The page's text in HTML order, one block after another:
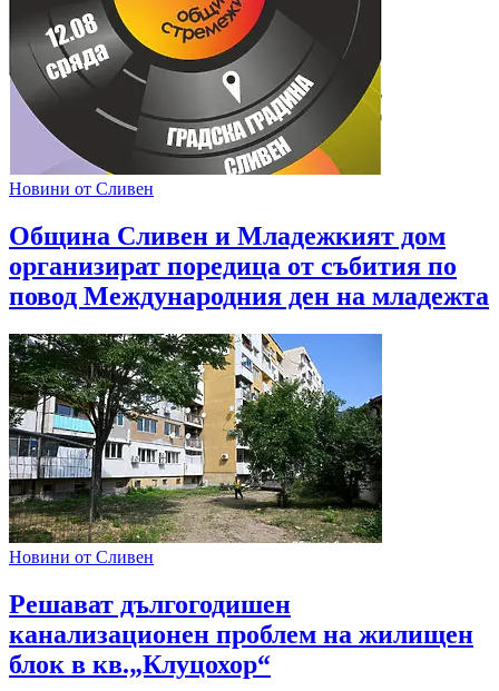
Новини от Сливен
Община Сливен и Младежкият дом
организират поредица от събития по
повод Международния ден на младежта
Новини от Сливен
Решават дългогодишен
канализационен проблем на жилищен
блок в кв.„Клуцохор“